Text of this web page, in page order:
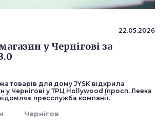
22.05.2026
у Чернігові за
товарів для дому JYSK відкрила
у Чернігові у ТРЦ Hollywood (просп. Левка
пресслужба компанії.
Чернігов